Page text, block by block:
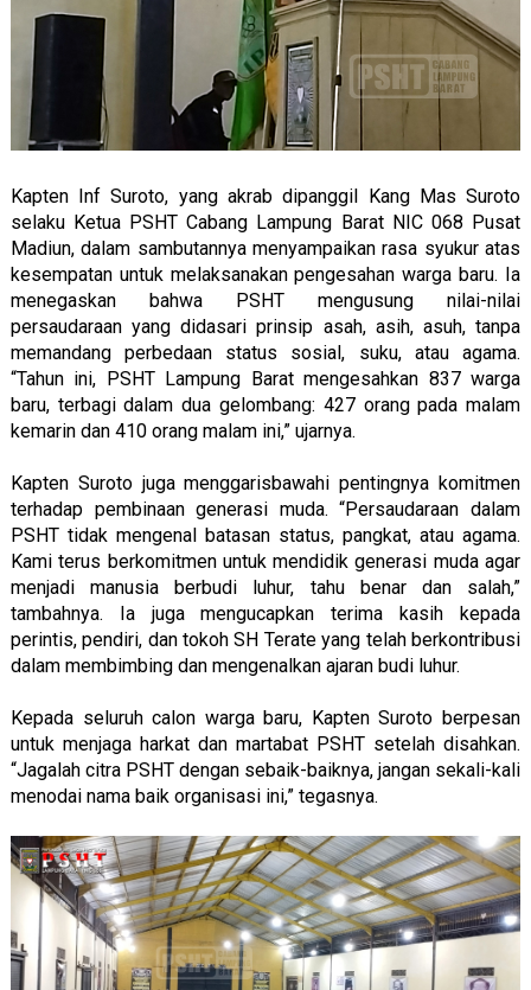
Kapten Inf Suroto, yang akrab dipanggil Kang Mas Suroto
selaku Ketua PSHT Cabang Lampung Barat NIC 068 Pusat
Madiun, dalam sambutannya menyampaikan rasa syukur atas
kesempatan untuk melaksanakan pengesahan warga baru. Ia
menegaskan bahwa PSHT mengusung nilai-nilai
persaudaraan yang didasari prinsip asah, asih, asuh, tanpa
memandang perbedaan status sosial, suku, atau agama.
“Tahun ini, PSHT Lampung Barat mengesahkan 837 warga
baru, terbagi dalam dua gelombang: 427 orang pada malam
kemarin dan 410 orang malam ini,” ujarnya.
Kapten Suroto juga menggarisbawahi pentingnya komitmen
terhadap pembinaan generasi muda. “Persaudaraan dalam
PSHT tidak mengenal batasan status, pangkat, atau agama.
Kami terus berkomitmen untuk mendidik generasi muda agar
menjadi manusia berbudi luhur, tahu benar dan salah,”
tambahnya. Ia juga mengucapkan terima kasih kepada
perintis, pendiri, dan tokoh SH Terate yang telah berkontribusi
dalam membimbing dan mengenalkan ajaran budi luhur.
Kepada seluruh calon warga baru, Kapten Suroto berpesan
untuk menjaga harkat dan martabat PSHT setelah disahkan.
“Jagalah citra PSHT dengan sebaik-baiknya, jangan sekali-kali
menodai nama baik organisasi ini,” tegasnya.